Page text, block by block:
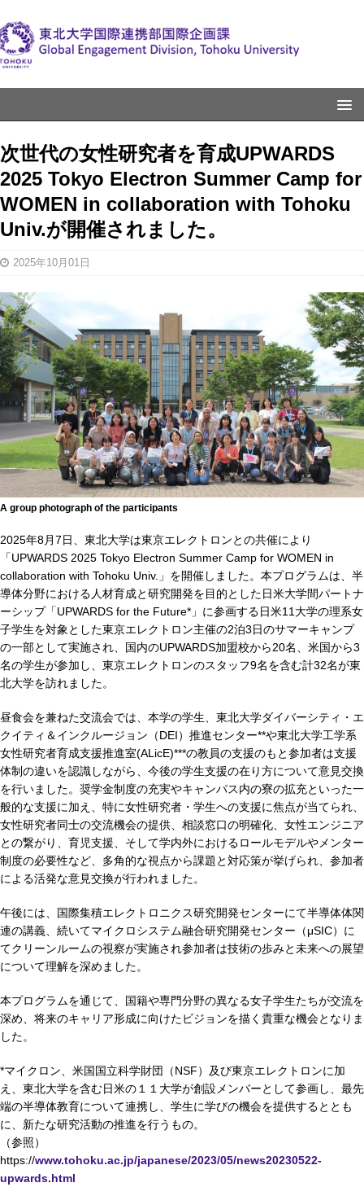
次世代の女性研究者を育成UPWARDS
2025 Tokyo Electron Summer Camp for
WOMEN in collaboration with Tohoku
Univ.が開催されました。
2025年10月01日
A group photograph of the participants
2025年8月7日、東北大学は東京エレクトロンとの共催により
「UPWARDS 2025 Tokyo Electron Summer Camp for WOMEN in
collaboration with Tohoku Univ.」を開催しました。本プログラムは、半
導体分野における人材育成と研究開発を目的とした日米大学間パートナ
ーシップ「UPWARDS for the Future*」に参画する日米11大学の理系女
子学生を対象とした東京エレクトロン主催の2泊3日のサマーキャンプ
の一部として実施され、国内のUPWARDS加盟校から20名、米国から3
名の学生が参加し、東京エレクトロンのスタッフ9名を含む計32名が東
北大学を訪れました。
昼食会を兼ねた交流会では、本学の学生、東北大学ダイバーシティ・エ
クイティ＆インクルージョン（DEI）推進センター**や東北大学工学系
女性研究者育成支援推進室(ALicE)***の教員の支援のもと参加者は支援
体制の違いを認識しながら、今後の学生支援の在り方について意見交換
を行いました。奨学金制度の充実やキャンパス内の寮の拡充といった一
般的な支援に加え、特に女性研究者・学生への支援に焦点が当てられ、
女性研究者同士の交流機会の提供、相談窓口の明確化、女性エンジニア
との繋がり、育児支援、そして学内外におけるロールモデルやメンター
制度の必要性など、多角的な視点から課題と対応策が挙げられ、参加者
による活発な意見交換が行われました。
午後には、国際集積エレクトロニクス研究開発センターにて半導体体関
連の講義、続いてマイクロシステム融合研究開発センター（μSIC）に
てクリーンルームの視察が実施され参加者は技術の歩みと未来への展望
について理解を深めました。
本プログラムを通じて、国籍や専門分野の異なる女子学生たちが交流を
深め、将来のキャリア形成に向けたビジョンを描く貴重な機会となりま
した。
*マイクロン、米国国立科学財団（NSF）及び東京エレクトロンに加
え、東北大学を含む日米の１１大学が創設メンバーとして参画し、最先
端の半導体教育について連携し、学生に学びの機会を提供するととも
に、新たな研究活動の推進を行うもの。
（参照）
https://www.tohoku.ac.jp/japanese/2023/05/news20230522-
upwards.html